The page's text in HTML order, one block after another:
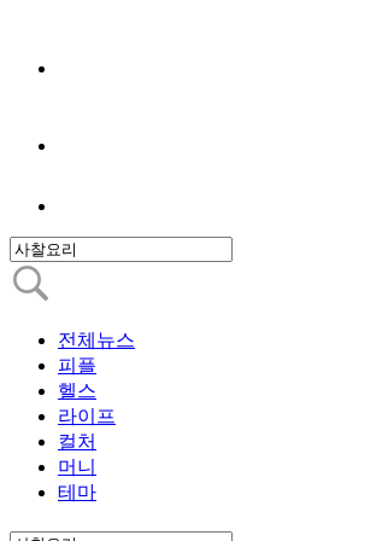
전체뉴스
피플
헬스
라이프
컬처
머니
테마